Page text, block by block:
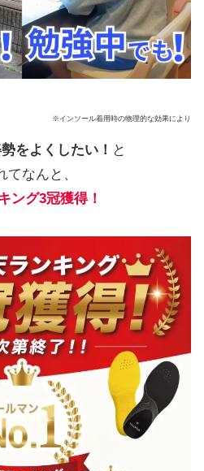
※インソール着用時の物理的な効果により
をよくしたい！ と
てなんと、
ング3冠獲得！